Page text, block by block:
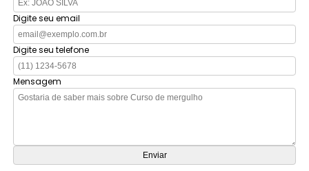
Digite seu email
Digite seu telefone
Mensagem